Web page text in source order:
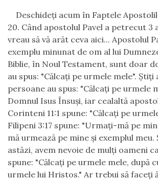
Deschideţi acum în Faptele
20. Când apostolul Pavel a petrecut 3
vreau să vă arăt ceva aici... Apostolul
exemplu minunat de om al lui
Biblie, în Noul Testament, sunt doar
au spus: "Călcaţi pe urmele mele". Ştiţi
persoane au spus: "Călcaţi pe urmele
Domnul Isus Însuşi, iar cealaltă
Corinteni 11:1 spune: "Călcaţi pe
Filipeni 3:17 spune: "Urmaţi-mă pe
mă urmează pe mine şi exemplul meu.
astăzi, avem nevoie de mulţi oameni
spune: "Călcaţi pe urmele mele, după
urmele lui Hristos." Ar trebui să faceţi